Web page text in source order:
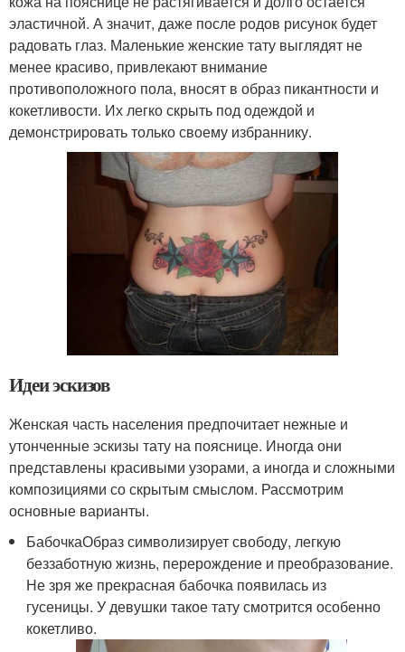
эластичной. А значит, даже после родов рисунок будет
радовать глаз. Маленькие женские тату выглядят не
менее красиво, привлекают внимание
противоположного пола, вносят в образ пикантности и
кокетливости. Их легко скрыть под одеждой и
демонстрировать только своему избраннику.
Идеи эскизов
Женская часть населения предпочитает нежные и
утонченные эскизы тату на пояснице. Иногда они
представлены красивыми узорами, а иногда и сложными
композициями со скрытым смыслом. Рассмотрим
основные варианты.
БабочкаОбраз символизирует свободу, легкую
беззаботную жизнь, перерождение и преобразование.
Не зря же прекрасная бабочка появилась из
гусеницы. У девушки такое тату смотрится особенно
кокетливо.